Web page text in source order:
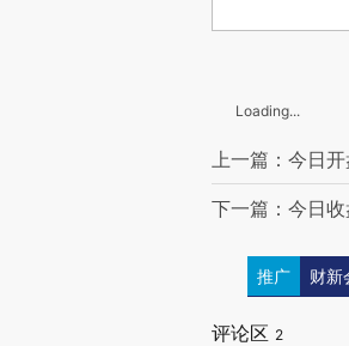
Loading...
上一篇：今日
下一篇：今日
推广 财新
评论区 2